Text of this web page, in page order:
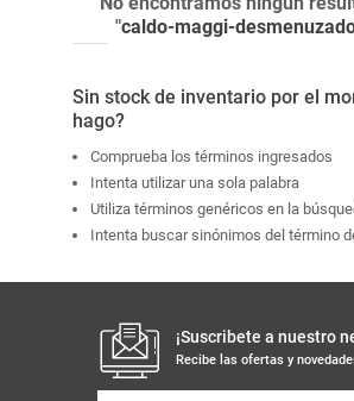
"caldo-maggi-
Sin stock de inventario por el
hago?
Comprueba los términos ingresados
Intenta utilizar una sola palabra
Utiliza términos genéricos en la
Intenta buscar sinónimos del término
¡Suscribete a nuestro
Recibe las ofertas y